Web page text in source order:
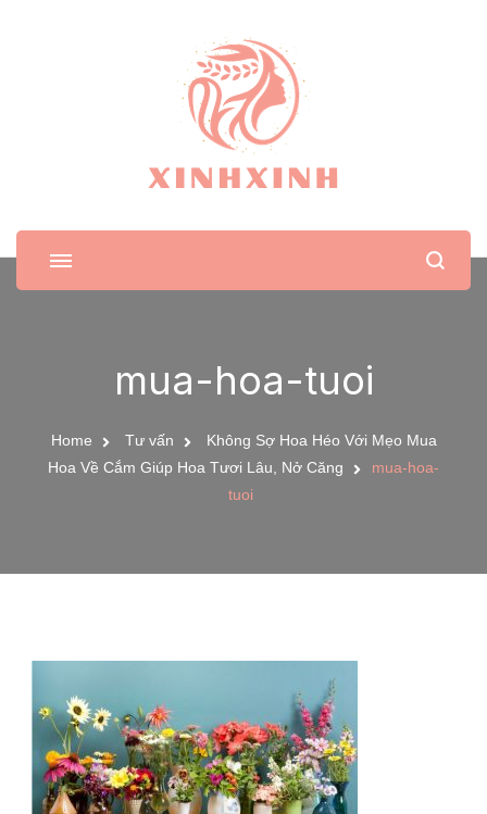
XinhXinh
Trang tin tức cho phái đẹp
mua-hoa-tuoi
Home Tư vấn
Không Sợ Hoa Héo Với Mẹo Mua
Hoa Về Cắm Giúp Hoa Tươi Lâu, Nở Căng
mua-hoa-
tuoi